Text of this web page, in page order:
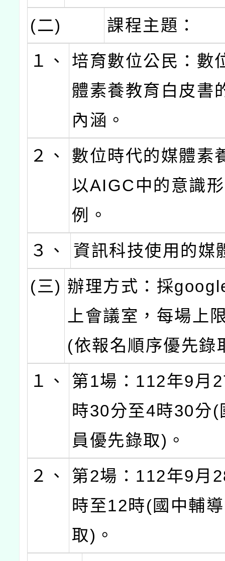
(二)
課程主題：
１、
培育數位公民：數
體素養教育白皮書
內涵。
２、
數位時代的媒體素
以AIGC中的意識
例。
３、
資訊科技使用的媒
(三) 辦理方式：採
上會議室，每場上
(依報名順序優先錄
１、
第1場：112年9月
時30分至4時30分(
員優先錄取)。
２、
第2場：112年9月
時至12時(國中輔
取)。